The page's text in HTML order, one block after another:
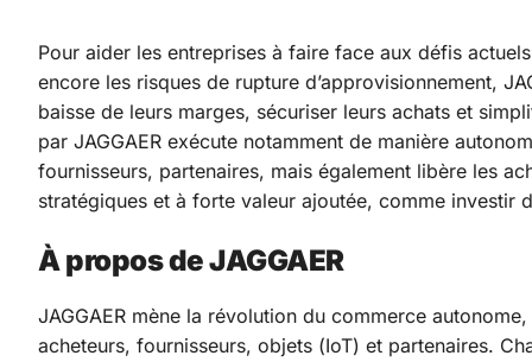
Pour aider les entreprises à faire face aux défis
encore les risques de rupture d’approvisionnement,
baisse de leurs marges, sécuriser leurs achats et
par JAGGAER exécute notamment de manière
fournisseurs, partenaires, mais également libère les
stratégiques et à forte valeur ajoutée, comme investir
À propos de JAGGAER
JAGGAER mène la révolution du commerce
acheteurs, fournisseurs, objets (IoT) et partenaires.